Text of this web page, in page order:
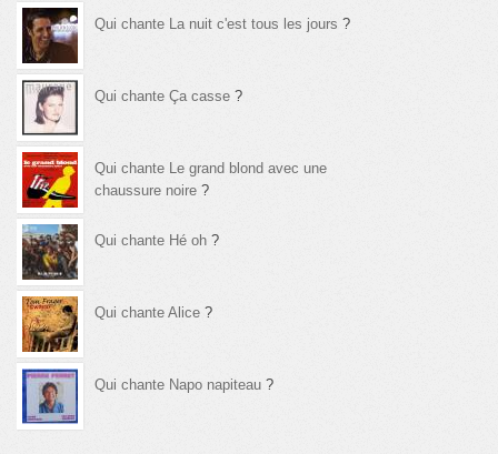
Qui chante La nuit c'est tous les jours ?
Qui chante Ça casse ?
Qui chante Le grand blond avec une
chaussure noire ?
Qui chante Hé oh ?
Qui chante Alice ?
Qui chante Napo napiteau ?